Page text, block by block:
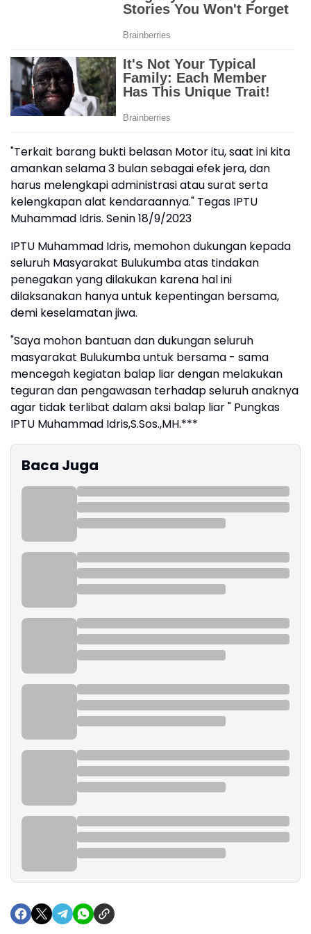
"Terkait barang bukti belasan Motor itu, saat ini kita
amankan selama 3 bulan sebagai efek jera, dan
harus melengkapi administrasi atau surat serta
kelengkapan alat kendaraannya." Tegas IPTU
Muhammad Idris. Senin 18/9/2023
IPTU Muhammad Idris, memohon dukungan kepada
seluruh Masyarakat Bulukumba atas tindakan
penegakan yang dilakukan karena hal ini
dilaksanakan hanya untuk kepentingan bersama,
demi keselamatan jiwa.
"Saya mohon bantuan dan dukungan seluruh
masyarakat Bulukumba untuk bersama - sama
mencegah kegiatan balap liar dengan melakukan
teguran dan pengawasan terhadap seluruh anaknya
agar tidak terlibat dalam aksi balap liar " Pungkas
IPTU Muhammad Idris,S.Sos.,MH.***
Baca Juga